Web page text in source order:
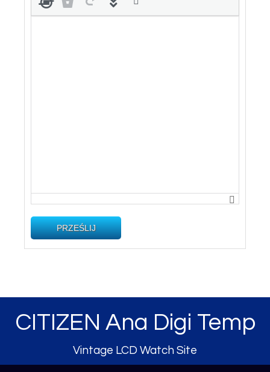
PRZEŚLIJ
CITIZEN Ana Digi Temp
Vintage LCD Watch Site